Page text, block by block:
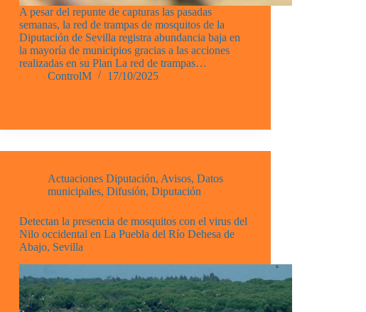
A pesar del repunte de capturas las pasadas
semanas, la red de trampas de mosquitos de la
Diputación de Sevilla registra abundancia baja en
la mayoría de municipios gracias a las acciones
realizadas en su Plan La red de trampas…
ControlM
17/10/2025
Actuaciones Diputación, Avisos,Datos
municipales,Difusión,Diputación
Detectan la presencia de mosquitos con el virus del
Nilo occidental en La Puebla del Río Dehesa de
Abajo, Sevilla